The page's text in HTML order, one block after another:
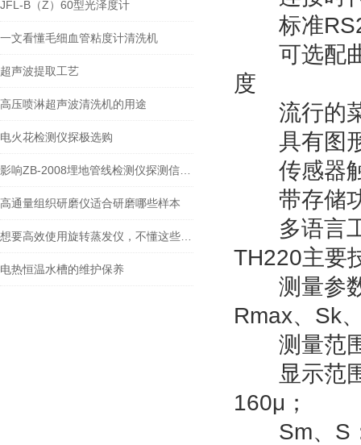
JFL-B（Z）60型光泽度计
一文看懂毛细血管粘度计清洗机
超声波提取工艺
高压喷淋超声波清洗机的用途
电火花检测仪探极选购
高通量组织研磨仪适合研磨哪些样本
电热恒温水槽的维护保养
标准
可选配曲
度
流行的菜
具有图形
传感器触
带存储功
多语言工
TH220主要
测量参数
Rmax、Sk
测量范围
显示范围
160μ；
Sm、S